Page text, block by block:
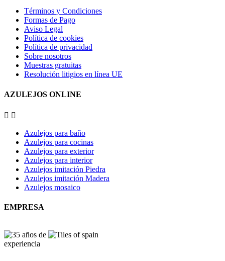
Términos y Condiciones
Formas de Pago
Aviso Legal
Política de cookies
Política de privacidad
Sobre nosotros
Muestras gratuitas
Resolución litigios en línea UE
AZULEJOS ONLINE
 
Azulejos para baño
Azulejos para cocinas
Azulejos para exterior
Azulejos para interior
Azulejos imitación Piedra
Azulejos imitación Madera
Azulejos mosaico
EMPRESA